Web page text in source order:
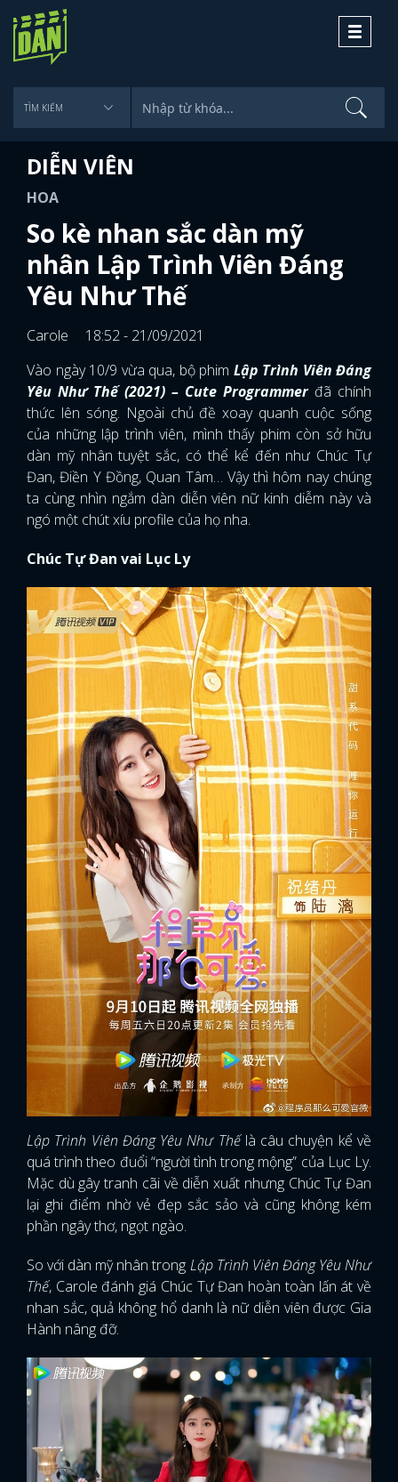
Toggle
DIỄN VIÊN
HOA
So kè nhan sắc dàn mỹ
nhân Lập Trình Viên Đáng
Yêu Như Thế
Carole
18:52 - 21/09/2021
Vào ngày 10/9 vừa qua, bộ phim Lập Trình Viên Đáng
Yêu Như Thế (2021) – Cute Programmerđã chính
thức lên sóng. Ngoài chủ đề xoay quanh cuộc sống
của những lập trình viên, mình thấy phim còn sở hữu
dàn mỹ nhân tuyệt sắc, có thể kể đến như Chúc Tự
Đan, Điền Y Đồng, Quan Tâm… Vậy thì hôm nay chúng
ta cùng nhìn ngắm dàn diễn viên nữ kinh diễm này và
ngó một chút xíu profile của họ nha.
Chúc Tự Đan vai Lục Ly
Lập Trình Viên Đáng Yêu Như Thếlà câu chuyện kể về
quá trình theo đuổi “người tình trong mộng” của Lục Ly.
Mặc dù gây tranh cãi về diễn xuất nhưng Chúc Tự Đan
lại ghi điểm nhờ vẻ đẹp sắc sảo và cũng không kém
phần ngây thơ, ngọt ngào.
So với dàn mỹ nhân trong Lập Trình Viên Đáng Yêu Như
Thế, Carole đánh giá Chúc Tự Đan hoàn toàn lấn át về
nhan sắc, quả không hổ danh là nữ diễn viên được Gia
Hành nâng đỡ.